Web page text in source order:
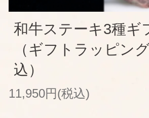
和牛ステーキ3種ギ
（ギフトラッピン
込）
11,950円(税込)